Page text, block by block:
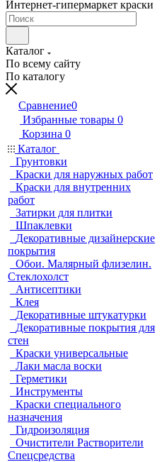
Интернет-гипермаркет краски
Каталог
По всему сайту
По каталогу
Сравнение0
Избранные товары 0
Корзина 0
Каталог
Грунтовки
Краски для наружных работ
Краски для внутренних
работ
Затирки для плитки
Шпаклевки
Декоративные дизайнерские
покрытия
Обои. Малярный флизелин.
Стеклохолст
Антисептики
Клея
Декоративные штукатурки
Декоративные покрытия для
стен
Краски универсальные
Лаки масла воски
Герметики
Инструменты
Краски специального
назначения
Гидроизоляция
Очистители Растворители
Спецсредства